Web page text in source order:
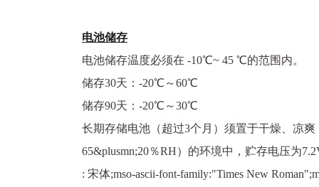
电池储存
电池储存温度必须在 -10℃~ 45 ℃的范围内。
储存30天：-20℃～60℃
储存90天：-20℃～30℃
长期存储电池（超过3个月）须置于干燥、凉
65&plusmn;20％RH）的环境中，贮存电压为
: 宋体;mso-ascii-font-family:"Times New